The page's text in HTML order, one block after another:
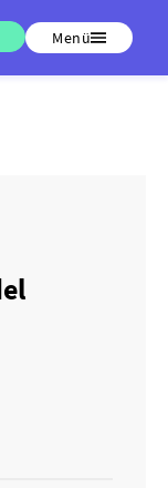
Menü